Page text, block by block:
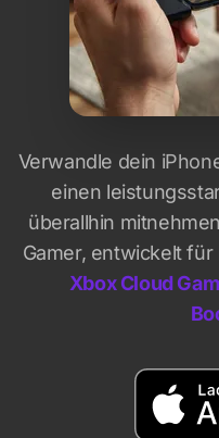
Verwandle dein
einen
überallhin
Gamer, entwickelt
Xbox Cloud